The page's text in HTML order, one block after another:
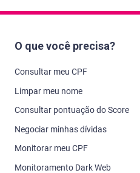
O que você precisa?
Consultar meu CPF
Limpar meu nome
Consultar pontuação do Score
Negociar minhas dívidas
Monitorar meu CPF
Monitoramento Dark Web